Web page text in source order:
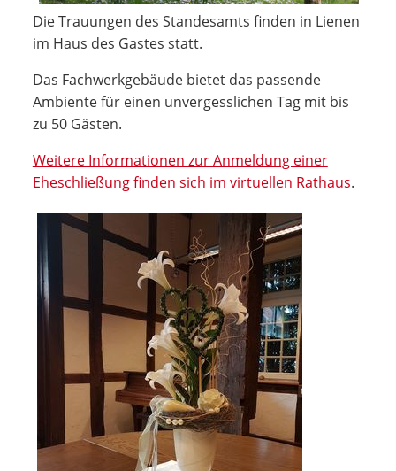
Die Trauungen des Standesamts finden in Lienen
im Haus des Gastes statt.
Das Fachwerkgebäude bietet das passende
Ambiente für einen unvergesslichen Tag mit bis
zu 50 Gästen.
Weitere Informationen zur Anmeldung einer
Eheschließung finden sich im virtuellen Rathaus.